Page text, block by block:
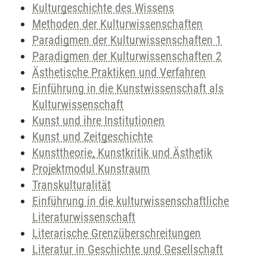
Kulturgeschichte des Wissens
Methoden der Kulturwissenschaften
Paradigmen der Kulturwissenschaften 1
Paradigmen der Kulturwissenschaften 2
Ästhetische Praktiken und Verfahren
Einführung in die Kunstwissenschaft als
Kulturwissenschaft
Kunst und ihre Institutionen
Kunst und Zeitgeschichte
Kunsttheorie, Kunstkritik und Ästhetik
Projektmodul Kunstraum
Transkulturalität
Einführung in die kulturwissenschaftliche
Literaturwissenschaft
Literarische Grenzüberschreitungen
Literatur in Geschichte und Gesellschaft